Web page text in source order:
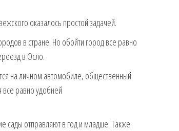
оказалось простой задачей.
в стране. Но обойти город все равно
в Осло.
на личном автомобиле, общественный
равно удобней
сады отправляют в год и младше. Также